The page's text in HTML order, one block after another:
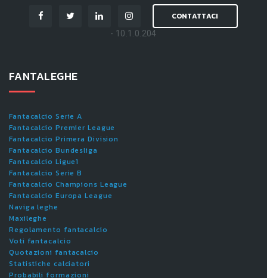
CONTATTACI
- 10.1.0.204
FANTALEGHE
Fantacalcio Serie A
Fantacalcio Premier League
Fantacalcio Primera Division
Fantacalcio Bundesliga
Fantacalcio Ligue1
Fantacalcio Serie B
Fantacalcio Champions League
Fantacalcio Europa League
Naviga leghe
Maxileghe
Regolamento fantacalcio
Voti fantacalcio
Quotazioni fantacalcio
Statistiche calciatori
Probabili formazioni